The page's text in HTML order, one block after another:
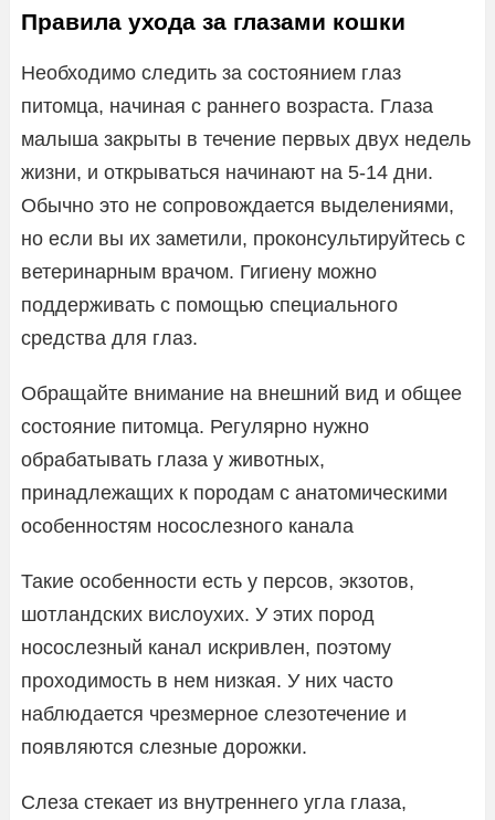
Правила ухода за глазами кошки
Необходимо следить за состоянием глаз
питомца, начиная с раннего возраста. Глаза
малыша закрыты в течение первых двух недель
жизни, и открываться начинают на 5-14 дни.
Обычно это не сопровождается выделениями,
но если вы их заметили, проконсультируйтесь с
ветеринарным врачом. Гигиену можно
поддерживать с помощью специального
средства для глаз.
Обращайте внимание на внешний вид и общее
состояние питомца. Регулярно нужно
обрабатывать глаза у животных,
принадлежащих к породам с анатомическими
особенностям носослезного канала
Такие особенности есть у персов, экзотов,
шотландских вислоухих. У этих пород
носослезный канал искривлен, поэтому
проходимость в нем низкая. У них часто
наблюдается чрезмерное слезотечение и
появляются слезные дорожки.
Слеза стекает из внутреннего угла глаза,